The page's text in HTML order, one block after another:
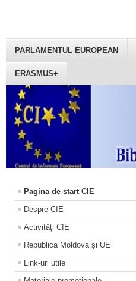
PARLAMENTUL EUROPEAN
ERASMUS+
Pagina de start CIE
Despre CIE
Activități CIE
Republica Moldova și UE
Link-uri utile